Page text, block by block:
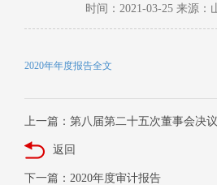
时间：2021-03-25 来源：
2020年年度报告全文
上一篇：第八届第二十五次董事会决
返回
下一篇：2020年度审计报告